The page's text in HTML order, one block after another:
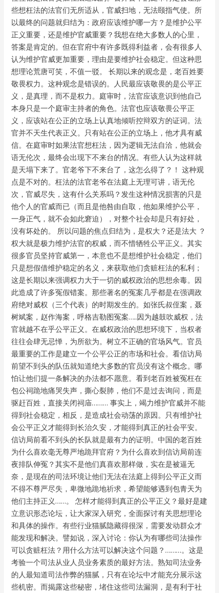
些想枉法的法官们无所适从，官威扫地，无法颐指气使。所
以最终的问题就归结为：政府应该维护哪一方？是维护公平
正义重要，还是维护官威重要？我想在绝大多数人的心里，
答案是肯定的。但在官府中有许多既得利益者，会有很多人
认为维护官威更加重要，理由是要维护社会稳定。但这种思
想理论荒唐可笑，不值一驳。 长期以来的观念是，老百姓要
敬畏权力。这种观念是错误的。人民最应该敬畏的是公平正
义，是真理，而不是权力。庭审时，法官应该意识到他自己
本身只是一个庭审主持者的角色。法官也应该敬畏公平正
义，应该站在公正的立场上认真地倾听控辩双方的证词。法
官并不天生代表正义。只有站在公正的立场上，他才具有威
信。在庭审时如果法官想枉法，因为逻辑无法自洽，他就会
语无伦次，最终会出现下不来台的情况。有些人认为这样就
是天塌下来了。官老爷下不来台了，这怎么得了？！ 这种观
点是不对的。枉法的法官老爷在法庭上无理可讲，语无伦
次，官威尽失，这有什么关系吗？发生这种情况损害的只是
他个人的官威而已（而且是他咎由自取，他如果维护公平，
一身正气，就不会如此窘迫），对整个社会却是只有好处，
没有坏处的。 所以问题的焦点归结为，是权大？还是法大 ？
权大就是极力维护法官的权威，而不惜牺牲公平正义。其实
很多官员坚持官威第一，本意也不是想维护社会稳定，他们
只是想假借维护稳定的名义，来获取他们贪赃枉法的私利；
这是长期以来强调权力大于一切的威权政治的思想余毒。因
此造成了许多冤假错案。那些著名的冤案几乎都是在强调政
府绝对威权（三个代表）的时期发生的。如张氏叔侄案，聂
树斌案，赵作海案，呼格吉勒图冤案…..因为越鼓吹威权，法
官就越不在乎公平正义。在威权政治的思想环境下，当权者
往往会肆无忌惮，为所欲为。树立不正确的官场风气。官员
最重要的工作是建立一个公平公正的市场和社会。看信访局
前望不到头的队伍就知道绝大多数的官员没有这个概念。哪
怕让他们提一条解决的办法都不愿意。看到老百姓被冤枉在
包公祠跪地痛哭失声，撕心裂肺，他们不是过去询问，而是
驱赶百姓，直接关闭祠庙……… 事实上，竭力维护官威并不能
得到社会稳定，相反，是造成社会动荡的原因。只有维护社
会公平正义才能得到长治久安，才能得到真正的社会平安。
信访局前看不到头的长队就是最有力的证明。中国的老百姓
为什么喜欢毫无尊严地跪拜官府？为什么喜欢到信访局前连
夜排队伸冤？其实不是他们真喜欢那样做，实在是被逼无
奈，是现在的司法环境让他们无法在法庭上得到公平正义而
不得不尊严尽失，卑微地跪地祈求，希望能够遇到包青天为
他们主持正义……。 怎样才能得到真正的公平正义？最好是建
立意识形态论坛，让大家深入研究，全面探讨有关思想理论
和具体的操作。有些行业猫腻隐藏得很深，需要发动群众才
能发现和解决。譬如说，深入讨论：你认为有哪些司法操作
可以贪赃枉法？用什么方法可以解决这个问题？………。这是
考验一个司法从业人员业务素质的最好方法。熟知司法业务
的人最知道司法作弊的猫腻，只有在论坛中才能充分展示这
些机密。而揭露这些秘密，堵住这些司法漏洞，是有利于社